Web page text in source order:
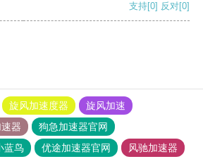
支持[0] 反对[0]
旋风加速度器
旋风加速
器
狗急加速器官网
蓝鸟 优途加速器官网
风驰加速器